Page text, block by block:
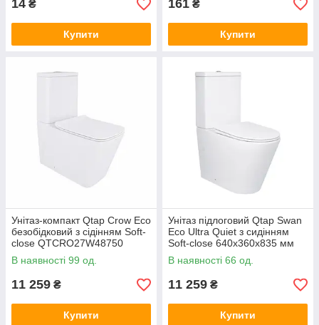
14 ₴
Купити
161 ₴
Купити
Унітаз-компакт Qtap Crow Eco
безобідковий з сідінням Soft-
close QTCRO27W48750
В наявності 99 од.
11 259 ₴
Купити
Унітаз підлоговий Qtap Swan
Eco Ultra Quiet з сидінням
Soft-close 640x360x835 мм
QTSWA27W48748 White
В наявності 66 од.
11 259 ₴
Купити